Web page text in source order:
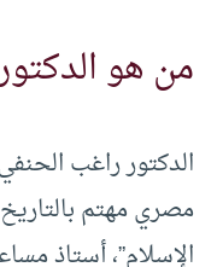
من هو
الدكتور راغب
مصري مهتم
الإسلام”، أستاذ